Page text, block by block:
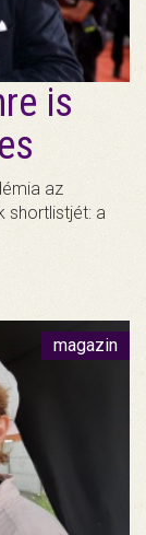
is
az
shortlistjét: a
magazin